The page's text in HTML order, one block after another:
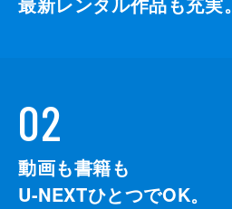
02
動画も書籍も
U-NEXTひとつでOK。